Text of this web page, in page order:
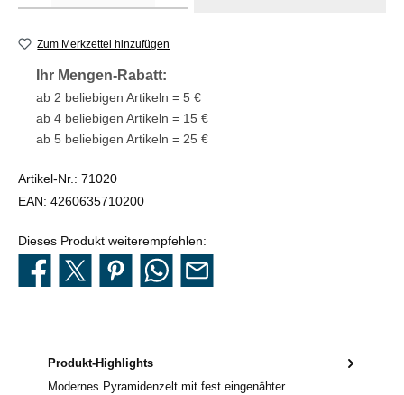
Zum Merkzettel hinzufügen
Ihr Mengen-Rabatt:
ab 2 beliebigen Artikeln = 5 €
ab 4 beliebigen Artikeln = 15 €
ab 5 beliebigen Artikeln = 25 €
Artikel-Nr.: 71020
EAN: 4260635710200
Dieses Produkt weiterempfehlen:
Produkt-Highlights
Modernes Pyramidenzelt mit fest eingenähter